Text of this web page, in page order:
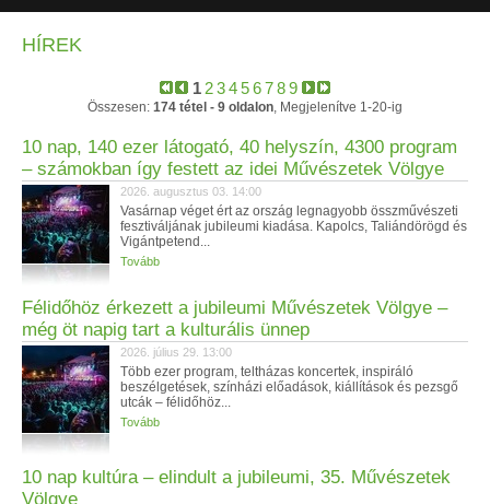
HÍREK
1 23456789
Összesen: 174 tétel - 9 oldalon, Megjelenítve 1-20-ig
10 nap, 140 ezer látogató, 40 helyszín, 4300 program
– számokban így festett az idei Művészetek Völgye
2026. augusztus 03. 14:00
Vasárnap véget ért az ország legnagyobb összművészeti
fesztiváljának jubileumi kiadása. Kapolcs, Taliándörögd és
Vigántpetend...
Tovább
Félidőhöz érkezett a jubileumi Művészetek Völgye –
még öt napig tart a kulturális ünnep
2026. július 29. 13:00
Több ezer program, teltházas koncertek, inspiráló
beszélgetések, színházi előadások, kiállítások és pezsgő
utcák – félidőhöz...
Tovább
10 nap kultúra – elindult a jubileumi, 35. Művészetek
Völgye